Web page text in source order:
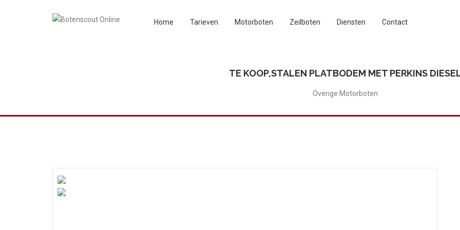
Home Tarieven Motorboten Zeilboten Diensten Contact
TE KOOP,STALEN PLATBODEM MET PERKINS
Overige Motorboten